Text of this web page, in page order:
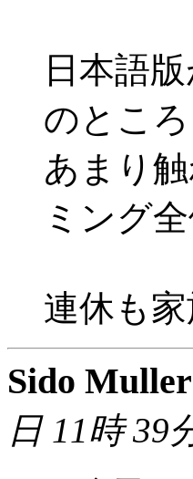
日本語
のとこ
あまり
ミング全
連休も
Sido Muller
日 11時 39